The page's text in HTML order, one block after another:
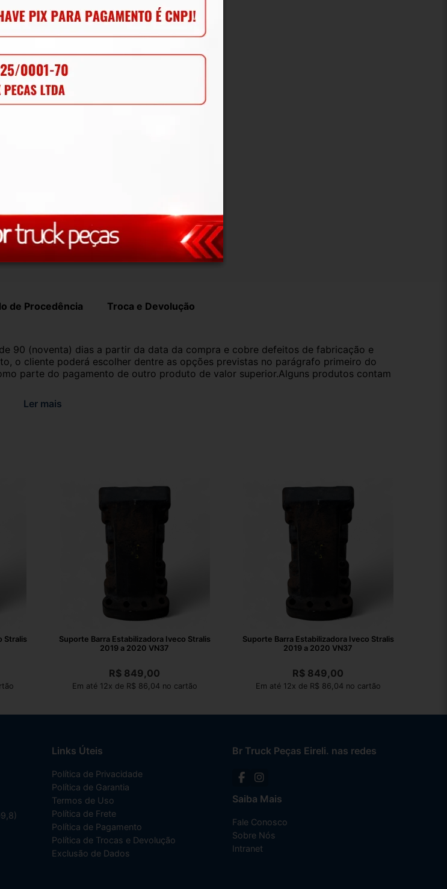
conforme Protocolo
através do campo
entre outros.
diariamente, nem
qualquer peça,
caminhões, vans,
junto ao Detran.
de Procedência Troca e Devolução
90 (noventa) dias a partir da data da compra e cobre defeitos de fabricação e
o cliente poderá escolher dentre as opções previstas no parágrafo primeiro do
parte do pagamento de outro produto de valor superior.Alguns produtos contam
Ler mais
Stralis
Suporte Barra Estabilizadora Iveco Stralis
2019 a 2020 VN37
R$ 849,00
Em até 12x de R$ 86,04 no cartão
Suporte Barra Estabilizadora Iveco Stralis
2019 a 2020 VN37
R$ 849,00
Em até 12x de R$ 86,04 no cartão
Links Úteis
Política de Privacidade
Política de Garantia
Termos de Uso
Política de Frete
Política de Pagamento
Política de Trocas e Devolução
Exclusão de Dados
Br Truck Peças Eireli. nas redes
Saiba Mais
Fale Conosco
Sobre Nós
Intranet